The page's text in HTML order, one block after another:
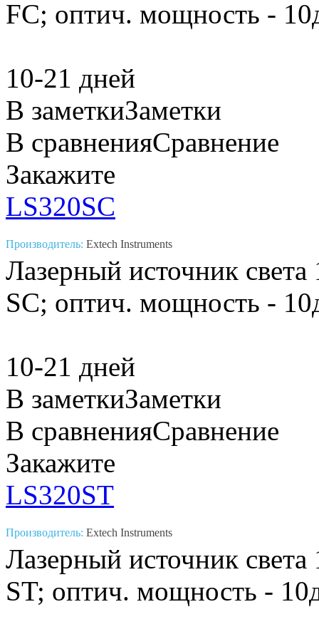
FC; оптич. мощность -
10-21 дней
В заметкиЗаметки
В сравненияСравнение
Закажите
LS320SC
Производитель: Extech Instruments
Лазерный источник
SC; оптич. мощность -
10-21 дней
В заметкиЗаметки
В сравненияСравнение
Закажите
LS320ST
Производитель: Extech Instruments
Лазерный источник
ST; оптич. мощность -